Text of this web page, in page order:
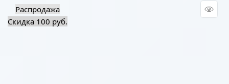
Распродажа
Скидка 100 руб.